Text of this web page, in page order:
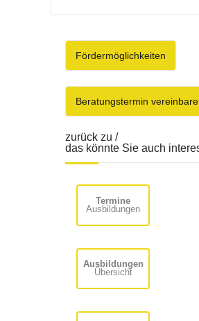
Fördermöglichkeiten
Beratungstermin
zurück zu /
das könnte Sie auch
Termine
Ausbildungen
Ausbildungen
Übersicht